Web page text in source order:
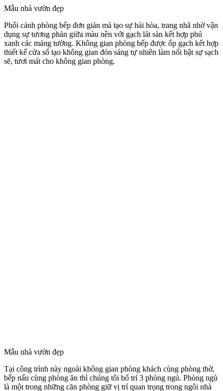
Mẫu nhà vườn đẹp
Phối cảnh phòng bếp đơn giản mà tạo sự hài hòa, trang nhã nhờ vận
dụng sự tương phản giữa màu nền với gạch lát sàn kết hợp phủ
xanh các mảng tường. Không gian phòng bếp được ốp gạch kết hợp
thiết kế cửa sổ tạo không gian đón sáng tự nhiên làm nổi bật sự sạch
sẽ, tươi mát cho không gian phòng.
Mẫu nhà vườn đẹp
Tại công trình này ngoài không gian phòng khách cùng phòng thờ,
bếp nấu cùng phòng ăn thì chúng tôi bố trí 3 phòng ngủ. Phòng ngủ
là một trong những căn phòng giữ vị trí quan trọng trong ngôi nhà